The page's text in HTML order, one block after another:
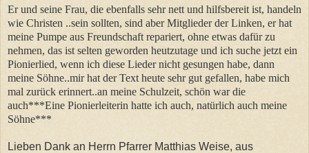
Er und seine Frau, die ebenfalls sehr nett und hilfsbereit ist, handeln
wie Christen ..sein sollten, sind aber Mitglieder der Linken, er hat
meine Pumpe aus Freundschaft repariert, ohne etwas dafür zu
nehmen, das ist selten geworden heutzutage und ich suche jetzt ein
Pionierlied, wenn ich diese Lieder nicht gesungen habe, dann
meine Söhne..mir hat der Text heute sehr gut gefallen, habe mich
mal zurück erinnert..an meine Schulzeit, schön war die
auch***Eine Pionierleiterin hatte ich auch, natürlich auch meine
Söhne***
Lieben Dank an Herrn Pfarrer Matthias Weise, aus